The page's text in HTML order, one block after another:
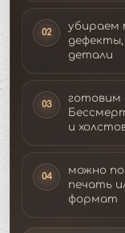
02
убираем
детали
03
готовим
и
04
можно
печать
формат